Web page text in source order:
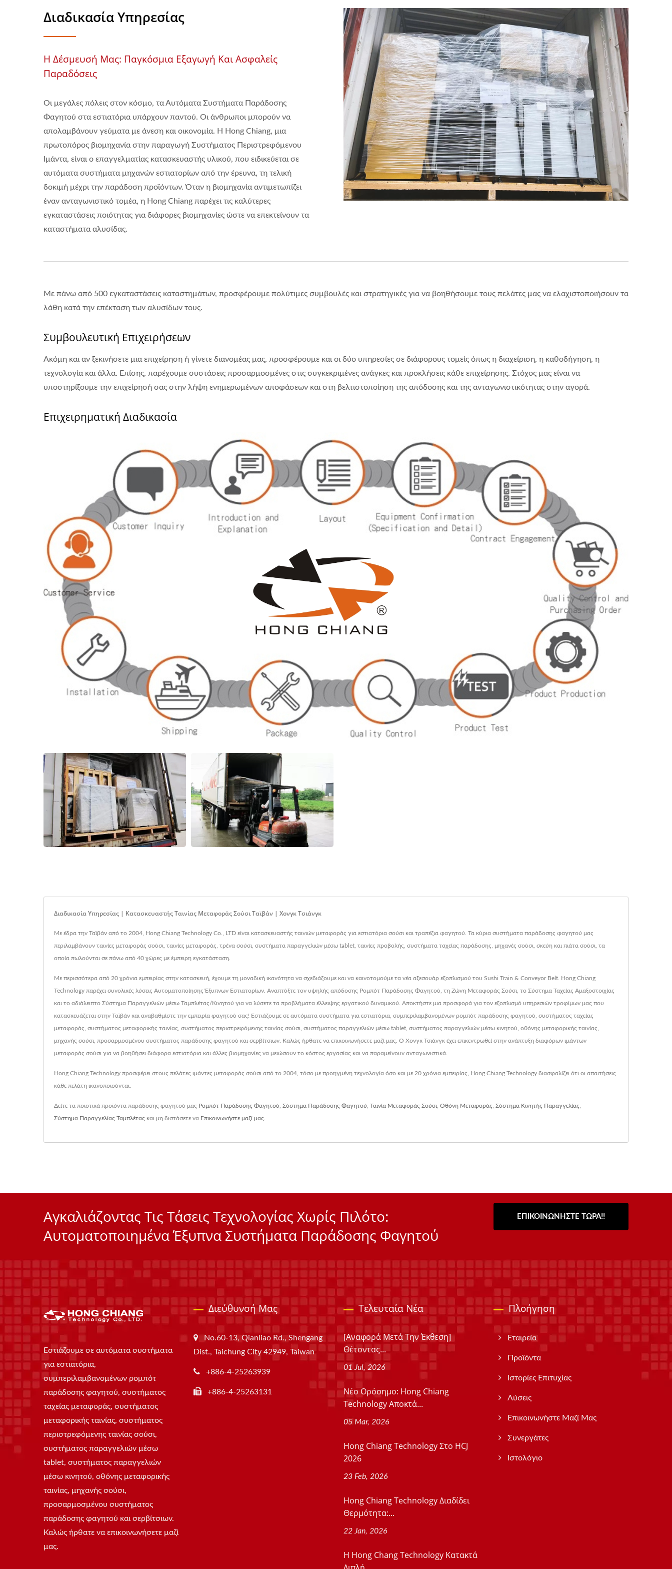
Διαδικασία Υπηρεσίας
Η Δέσμευσή Μας: Παγκόσμια Εξαγωγή Και Ασφαλείς
Παραδόσεις
Οι μεγάλες πόλεις στον κόσμο, τα Αυτόματα Συστήματα Παράδοσης
Φαγητού στα εστιατόρια υπάρχουν παντού. Οι άνθρωποι μπορούν να
απολαμβάνουν γεύματα με άνεση και οικονομία. Η Hong Chiang, μια
πρωτοπόρος βιομηχανία στην παραγωγή Συστήματος Περιστρεφόμενου
Ιμάντα, είναι ο επαγγελματίας κατασκευαστής υλικού, που ειδικεύεται σε
αυτόματα συστήματα μηχανών εστιατορίων από την έρευνα, τη τελική
δοκιμή μέχρι την παράδοση προϊόντων. Όταν η βιομηχανία αντιμετωπίζει
έναν ανταγωνιστικό τομέα, η Hong Chiang παρέχει τις καλύτερες
εγκαταστάσεις ποιότητας για διάφορες βιομηχανίες ώστε να επεκτείνουν τα
καταστήματα αλυσίδας.
Με πάνω από 500 εγκαταστάσεις καταστημάτων, προσφέρουμε πολύτιμες συμβουλές και στρατηγικές για να βοηθήσουμε τους πελάτες μας να ελαχιστοποιήσουν τα
λάθη κατά την επέκταση των αλυσίδων τους.
Συμβουλευτική Επιχειρήσεων
Ακόμη και αν ξεκινήσετε μια επιχείρηση ή γίνετε διανομέας μας, προσφέρουμε και οι δύο υπηρεσίες σε διάφορους τομείς όπως η διαχείριση, η καθοδήγηση, η
τεχνολογία και άλλα. Επίσης, παρέχουμε συστάσεις προσαρμοσμένες στις συγκεκριμένες ανάγκες και προκλήσεις κάθε επιχείρησης. Στόχος μας είναι να
υποστηρίξουμε την επιχείρησή σας στην λήψη ενημερωμένων αποφάσεων και στη βελτιστοποίηση της απόδοσης και της ανταγωνιστικότητας στην αγορά.
Επιχειρηματική Διαδικασία
Διαδικασία Υπηρεσίας | Κατασκευαστής Ταινίας Μεταφοράς Σούσι Ταϊβάν | Χονγκ Τσιάνγκ
Με έδρα την Ταϊβάν από το 2004, Hong Chiang Technology Co., LTD είναι κατασκευαστής ταινιών μεταφοράς για εστιατόρια σούσι και τραπέζια φαγητού. Τα κύρια συστήματα παράδοσης φαγητού μας
περιλαμβάνουν ταινίες μεταφοράς σούσι, ταινίες μεταφοράς, τρένα σούσι, συστήματα παραγγελιών μέσω tablet, ταινίες προβολής, συστήματα ταχείας παράδοσης, μηχανές σούσι, σκεύη και πιάτα σούσι, τα
οποία πωλούνται σε πάνω από 40 χώρες με έμπειρη εγκατάσταση.
Με περισσότερα από 20 χρόνια εμπειρίας στην κατασκευή, έχουμε τη μοναδική ικανότητα να σχεδιάζουμε και να καινοτομούμε τα νέα αξεσουάρ εξοπλισμού του Sushi Train & Conveyor Belt. Hong Chiang
Technology παρέχει συνολικές λύσεις Αυτοματοποίησης Έξυπνων Εστιατορίων. Αναπτύξτε τον υψηλής απόδοσης Ρομπότ Παράδοσης Φαγητού, τη Ζώνη Μεταφοράς Σούσι, το Σύστημα Ταχείας Αμαξοστοιχίας
και το αδιάλειπτο Σύστημα Παραγγελιών μέσω Ταμπλέτας/Κινητού για να λύσετε τα προβλήματα έλλειψης εργατικού δυναμικού. Αποκτήστε μια προσφορά για τον εξοπλισμό υπηρεσιών τροφίμων μας που
κατασκευάζεται στην Ταϊβάν και αναβαθμίστε την εμπειρία φαγητού σας! Εστιάζουμε σε αυτόματα συστήματα για εστιατόρια, συμπεριλαμβανομένων ρομπότ παράδοσης φαγητού, συστήματος ταχείας
μεταφοράς, συστήματος μεταφορικής ταινίας, συστήματος περιστρεφόμενης ταινίας σούσι, συστήματος παραγγελιών μέσω tablet, συστήματος παραγγελιών μέσω κινητού, οθόνης μεταφορικής ταινίας,
μηχανής σούσι, προσαρμοσμένου συστήματος παράδοσης φαγητού και σερβίτσιων. Καλώς ήρθατε να επικοινωνήσετε μαζί μας. Ο Χονγκ Τσιάνγκ έχει επικεντρωθεί στην ανάπτυξη διαφόρων ιμάντων
μεταφοράς σούσι για να βοηθήσει διάφορα εστιατόρια και άλλες βιομηχανίες να μειώσουν το κόστος εργασίας και να παραμείνουν ανταγωνιστικά.
Hong Chiang Technology προσφέρει στους πελάτες ιμάντες μεταφοράς σούσι από το 2004, τόσο με προηγμένη τεχνολογία όσο και με 20 χρόνια εμπειρίας, Hong Chiang Technology διασφαλίζει ότι οι απαιτήσεις
κάθε πελάτη ικανοποιούνται.
Δείτε τα ποιοτικά προϊόντα παράδοσης φαγητού μας Ρομπότ Παράδοσης Φαγητού, Σύστημα Παράδοσης Φαγητού, Ταινία Μεταφοράς Σούσι, Οθόνη Μεταφοράς, Σύστημα Κινητής Παραγγελίας,
Σύστημα Παραγγελίας Ταμπλέτας και μη διστάσετε να Επικοινωνήστε μαζί μας.
Αγκαλιάζοντας Τις Τάσεις Τεχνολογίας Χωρίς Πιλότο:
Αυτοματοποιημένα Έξυπνα Συστήματα Παράδοσης Φαγητού
ΕΠΙΚΟΙΝΩΝΉΣΤΕ ΤΏΡΑ!!
Εστιάζουμε σε αυτόματα συστήματα
για εστιατόρια,
συμπεριλαμβανομένων ρομπότ
παράδοσης φαγητού, συστήματος
ταχείας μεταφοράς, συστήματος
μεταφορικής ταινίας, συστήματος
περιστρεφόμενης ταινίας σούσι,
συστήματος παραγγελιών μέσω
tablet, συστήματος παραγγελιών
μέσω κινητού, οθόνης μεταφορικής
ταινίας, μηχανής σούσι,
προσαρμοσμένου συστήματος
παράδοσης φαγητού και σερβίτσιων.
Καλώς ήρθατε να επικοινωνήσετε μαζί
μας.
Διεύθυνσή Μας
No.60-13, Qianliao Rd., Shengang
Dist., Taichung City 42949, Taiwan
+886-4-25263939
+886-4-25263131
Τελευταία Νέα
[Αναφορά Μετά Την Έκθεση]
Θέτοντας...
01 Jul, 2026
Νέο Ορόσημο: Hong Chiang
Technology Αποκτά...
05 Mar, 2026
Hong Chiang Technology Στο HCJ
2026
23 Feb, 2026
Hong Chiang Technology Διαδίδει
Θερμότητα:...
22 Jan, 2026
Η Hong Chang Technology Κατακτά
Πλοήγηση
Εταιρεία
Προϊόντα
Ιστορίες Επιτυχίας
Λύσεις
Επικοινωνήστε Μαζί Μας
Συνεργάτες
Ιστολόγιο